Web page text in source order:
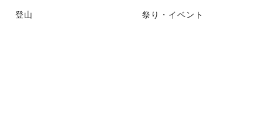
登山 祭り・イベント